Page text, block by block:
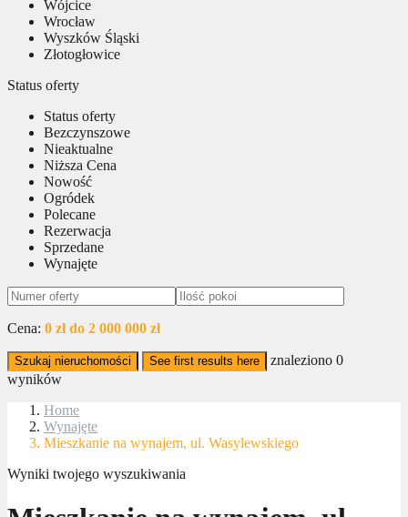
Wójcice
Wrocław
Wyszków Śląski
Złotogłowice
Status oferty
Status oferty
Bezczynszowe
Nieaktualne
Niższa Cena
Nowość
Ogródek
Polecane
Rezerwacja
Sprzedane
Wynajęte
Cena: 0 zł do 2 000 000 zł
Szukaj nieruchomości See first results here znaleziono 0
wyników
Home
Wynajęte
Mieszkanie na wynajem, ul. Wasylewskiego
Wyniki twojego wyszukiwania